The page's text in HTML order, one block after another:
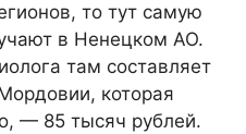
то тут самую
в Ненецком АО.
там составляет
которая
— 85 тысяч рублей.